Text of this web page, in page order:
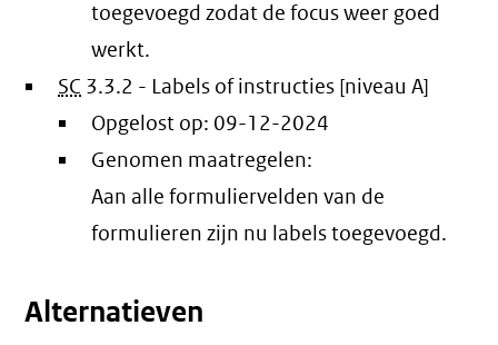
toegevoegd zodat de focus weer goed
werkt.
SC 3.3.2 - Labels of instructies [niveau A]
Opgelost op: 09-12-2024
Genomen maatregelen:
Aan alle formuliervelden van de
formulieren zijn nu labels toegevoegd.
Alternatieven